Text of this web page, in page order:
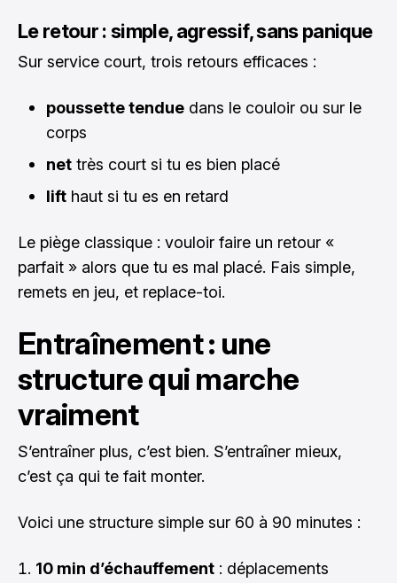
Le retour : simple, agressif, sans panique
Sur service court, trois retours efficaces :
poussette tendue dans le couloir ou sur le
corps
net très court si tu es bien placé
lift haut si tu es en retard
Le piège classique : vouloir faire un retour «
parfait » alors que tu es mal placé. Fais simple,
remets en jeu, et replace-toi.
Entraînement : une
structure qui marche
vraiment
S’entraîner plus, c’est bien. S’entraîner mieux,
c’est ça qui te fait monter.
Voici une structure simple sur 60 à 90 minutes :
10 min d’échauffement : déplacements